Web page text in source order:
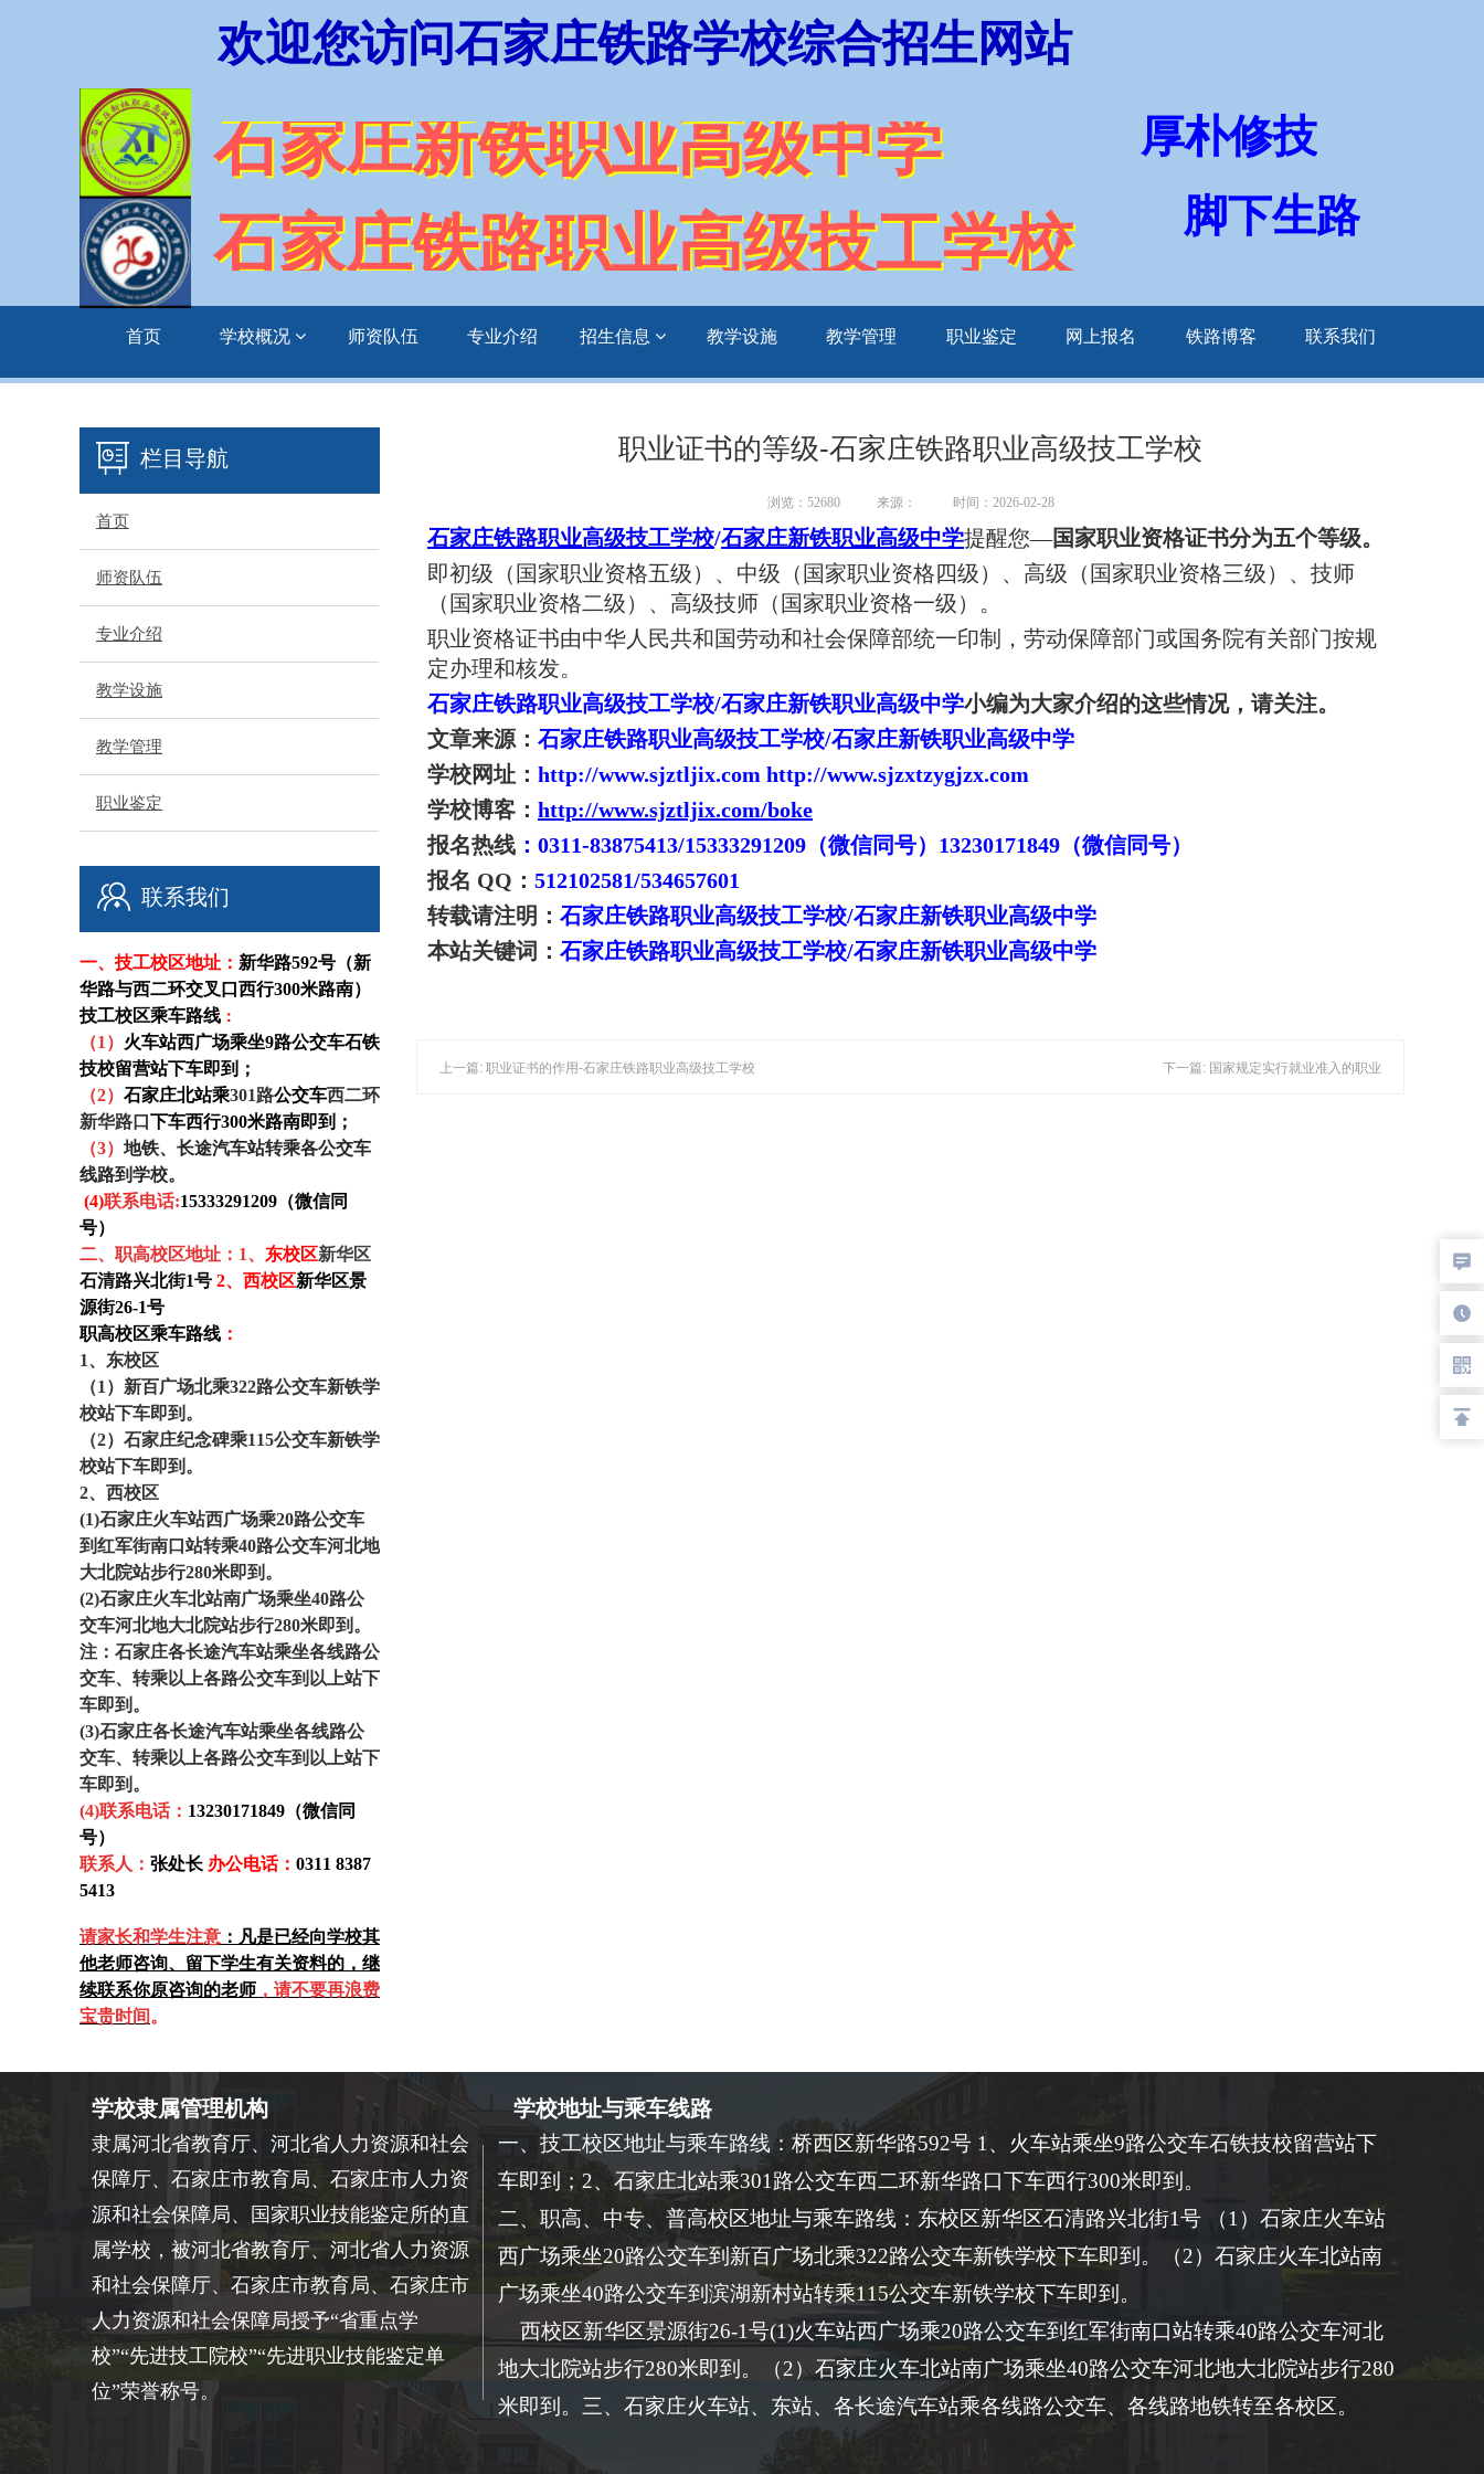
厚朴修技
脚下生路
石家庄新铁职业高级中学
石家庄铁路职业高级技工学校
首页 学校概况 师资队伍 专业介绍 招生信息 教学设施 教学管理 职业鉴定 网上报名 铁路博客 联系我们
欢迎您访问石家庄铁路学校综合招生网站
职业证书的等级-石家庄铁路职业高级技工学校
浏览：52680 来源： 时间：2026-02-28
石家庄铁路职业高级技工学校/石家庄新铁职业高级中学提醒您—国家职业资格证书分为五个等级。
即初级（国家职业资格五级）、中级（国家职业资格四级）、高级（国家职业资格三级）、技师
（国家职业资格二级）、高级技师（国家职业资格一级）。
职业资格证书由中华人民共和国劳动和社会保障部统一印制，劳动保障部门或国务院有关部门按规
定办理和核发。
石家庄铁路职业高级技工学校/石家庄新铁职业高级中学小编为大家介绍的这些情况，请关注。
文章来源： 石家庄铁路职业高级技工学校/石家庄新铁职业高级中学
学校网址： http://www.sjztljix.com http://www.sjzxtzygjzx.com
学校博客： http://www.sjztljix.com/boke
报名热线 ：0311-83875413/15333291209（微信同号）13230171849（微信同号）
报名 QQ： 512102581/534657601
转载请注明： 石家庄铁路职业高级技工学校/石家庄新铁职业高级中学
本站关键词： 石家庄铁路职业高级技工学校/石家庄新铁职业高级中学
上一篇: 职业证书的作用-石家庄铁路职业高级技工学校 下一篇: 国家规定实行就业准入的职业
一、技工校区地址： 新华路592号（新
华路与西二环交叉口西行300米路南）
技工校区乘车路线 ：
（1） 火车站西广场乘坐9路公交车石铁
技校留营站下车即到；
（2） 石家庄北站乘301路公交车西二环
新华路口 下车西行300米路南即到 ；
（3） 地铁、长途汽车站转乘各公交车
线路到学校。
(4)联系电话:15333291209（微信同
号）
二、职高校区地址 ：1、 东校区新华区
石清路兴北街1号 2、西校区新华区景
源街26-1号
职高校区乘车路线 ：
1、东校区
（1）新百广场北乘322路公交车新铁学
校站下车即到。
（2）石家庄纪念碑乘115公交车新铁学
校站下车即到。
2、西校区
(1)石家庄火车站西广场乘20路公交车
到红军街南口站转乘40路公交车河北地
大北院站步行280米即到。
(2)石家庄火车北站南广场乘坐40路公
交车河北地大北院站步行280米即到。
注：石家庄各长途汽车站乘坐各线路公
交车、转乘以上各路公交车到以上站下
车即到。
(3)石家庄各长途汽车站乘坐各线路公
交车、转乘以上各路公交车到以上站下
车即到。
(4)联系电话： 13230171849（微信同
号）
联系人： 张处长 办公电话： 0311 8387
5413
请家长和学生注意 ：凡是已经向学校其
他老师咨询、留下学生有关资料的， 继
续联系你原咨询的老师 ，请不要再浪费
宝贵时间。
联系我们
栏目导航
首页
师资队伍
专业介绍
教学设施
教学管理
职业鉴定
学校地址与乘车线路
一、技工校区地址与乘车路线：桥西区新华路592号 1、火车站乘坐9路公交车石铁技校留营站下
车即到；2、石家庄北站乘301路公交车西二环新华路口下车西行300米即到。
二、职高、中专、普高校区地址与乘车路线：东校区新华区石清路兴北街1号 （1）石家庄火车站
西广场乘坐20路公交车到新百广场北乘322路公交车新铁学校下车即到。（2）石家庄火车北站南
广场乘坐40路公交车到滨湖新村站转乘115公交车新铁学校下车即到。
西校区新华区景源街26-1号(1)火车站西广场乘20路公交车到红军街南口站转乘40路公交车河北
地大北院站步行280米即到。（2）石家庄火车北站南广场乘坐40路公交车河北地大北院站步行280
米即到。三、石家庄火车站、东站、各长途汽车站乘各线路公交车、各线路地铁转至各校区。
学校隶属管理机构
隶属河北省教育厅、河北省人力资源和社会
保障厅、石家庄市教育局、石家庄市人力资
源和社会保障局、国家职业技能鉴定所的直
属学校，被河北省教育厅、河北省人力资源
和社会保障厅、石家庄市教育局、石家庄市
人力资源和社会保障局授予“省重点学
校”“先进技工院校”“先进职业技能鉴定单
位”荣誉称号。